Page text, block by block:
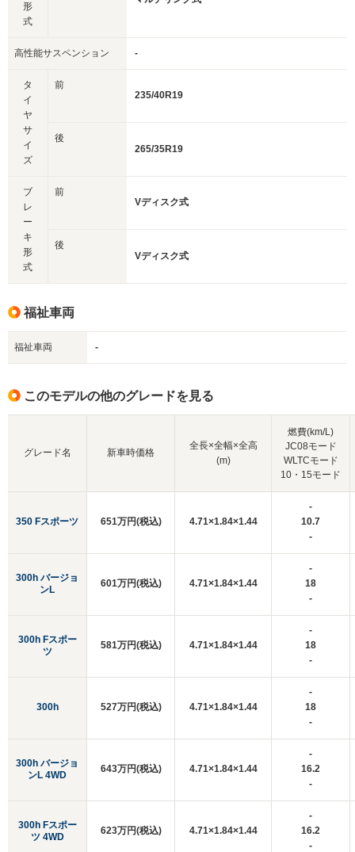
形
式
高性能サスペンション -
タ
イ
ヤ
サ
イ
ズ
前
235/40R19
後
265/35R19
ブ
レ
ー
キ
形
式
前
Vディスク式
後
Vディスク式
福祉車両
福祉車両 -
このモデルの他のグレードを見る
グレード名
350 Fスポーツ
300h バージョ
ンL
300h Fスポー
ツ
300h
300h バージョ
ンL 4WD
300h Fスポー
ツ 4WD
新車時価格
全長×全幅×全高
(m)
燃費(km/L)
JC08モード
WLTCモード
10・15モード
651万円(税込) 4.71×1.84×1.44
-
10.7
-
601万円(税込) 4.71×1.84×1.44
-
18
-
581万円(税込) 4.71×1.84×1.44
-
18
-
527万円(税込) 4.71×1.84×1.44
-
18
-
643万円(税込) 4.71×1.84×1.44
-
16.2
-
623万円(税込) 4.71×1.84×1.44
-
16.2
-